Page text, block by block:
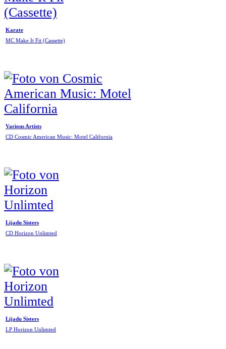
Karate
MC Make It Fit (Cassette)
Various Artists
CD Cosmic American Music: Motel California
Lijadu Sisters
CD Horizon Unlimted
Lijadu Sisters
LP Horizon Unlimted